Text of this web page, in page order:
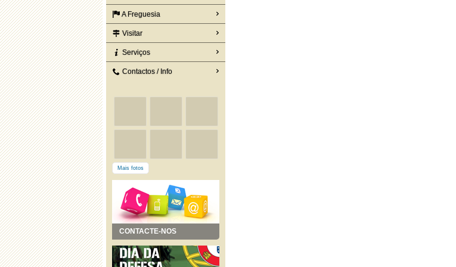
A Freguesia
Visitar
Serviços
Contactos / Info
Mais fotos
CONTACTE-NOS